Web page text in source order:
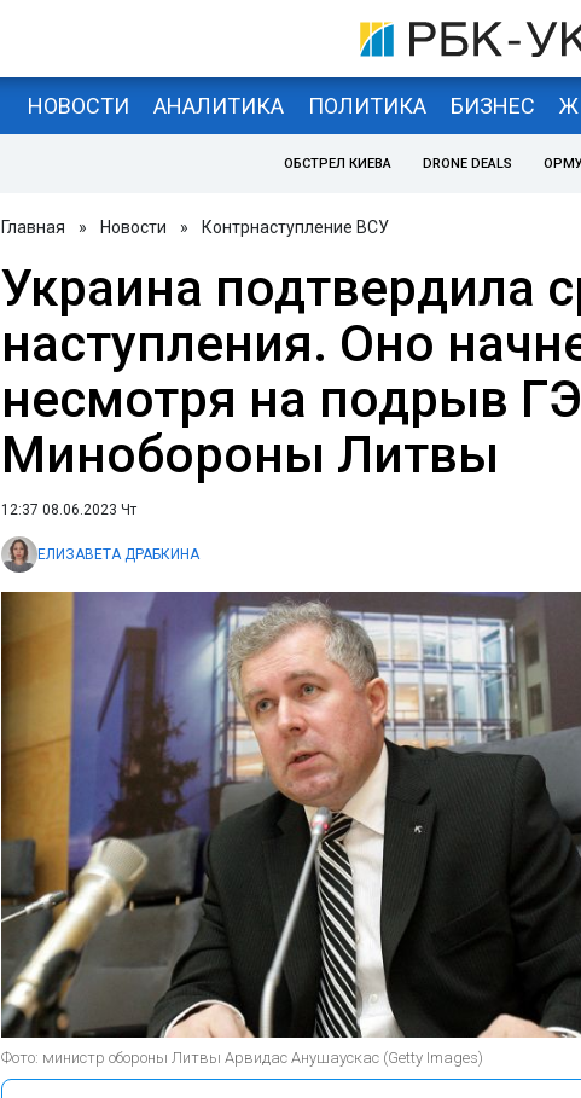
НОВОСТИ АНАЛИТИКА ПОЛИТИКА БИЗНЕС
ОБСТРЕЛ КИЕВА DRONE DEALS
Главная » Новости » Контрнаступление ВСУ
Украина подтвердила
наступления. Оно
несмотря на подрыв
Минобороны Литвы
12:37 08.06.2023 Чт
ЕЛИЗАВЕТА ДРАБКИНА
Фото: министр обороны Литвы Арвидас Анушаускас (Getty Images)